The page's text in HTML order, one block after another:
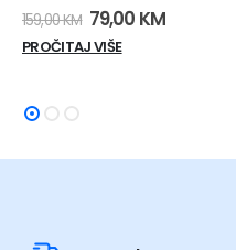
out of 5
159,00KM Izvorna
cijena
bila
79,00 KMTrenutna
PROČITAJ VIŠE